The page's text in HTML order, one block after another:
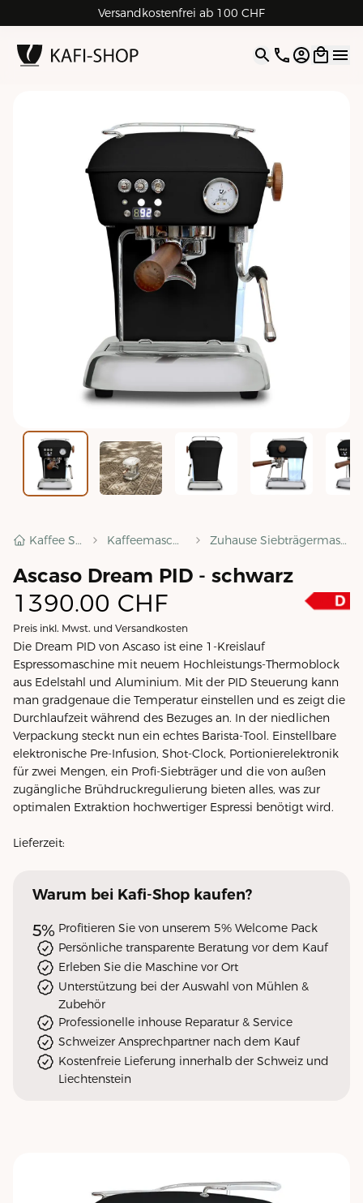
Versandkostenfrei ab 100 CHF
Rechnungskauf für Geschäftskunden
4.9| 5.0 Google
Open
Kaffee Shop Kaffeemaschinen Zuhause Siebträgermaschinen
Ascaso Dream PID - schwarz
1390.00 CHF
Preis inkl. Mwst. und Versandkosten
Die Dream PID von Ascaso ist eine 1-Kreislauf
Espressomaschine mit neuem Hochleistungs-Thermoblock
aus Edelstahl und Aluminium. Mit der PID Steuerung kann
man gradgenaue die Temperatur einstellen und es zeigt die
Durchlaufzeit während des Bezuges an. In der niedlichen
Verpackung steckt nun ein echtes Barista-Tool. Einstellbare
elektronische Pre-Infusion, Shot-Clock, Portionierelektronik
für zwei Mengen, ein Profi-Siebträger und die von außen
zugängliche Brühdruckregulierung bieten alles, was zur
optimalen Extraktion hochwertiger Espressi benötigt wird.
Lieferzeit:
Warum bei Kafi-Shop kaufen?
5% Profitieren Sie von unserem 5% Welcome Pack
Persönliche transparente Beratung vor dem Kauf
Erleben Sie die Maschine vor Ort
Unterstützung bei der Auswahl von Mühlen &
Zubehör
Professionelle inhouse Reparatur & Service
Schweizer Ansprechpartner nach dem Kauf
Kostenfreie Lieferung innerhalb der Schweiz und
Liechtenstein